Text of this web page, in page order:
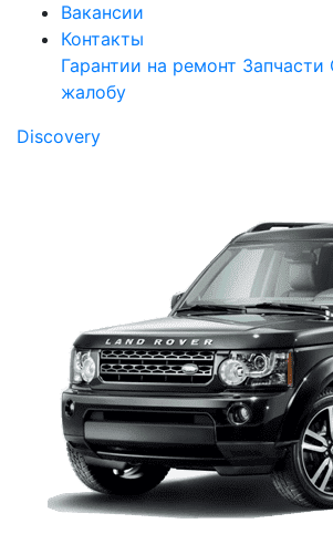
Вакансии
Контакты
Гарантии на ремонт Запчасти
жалобу
Discovery